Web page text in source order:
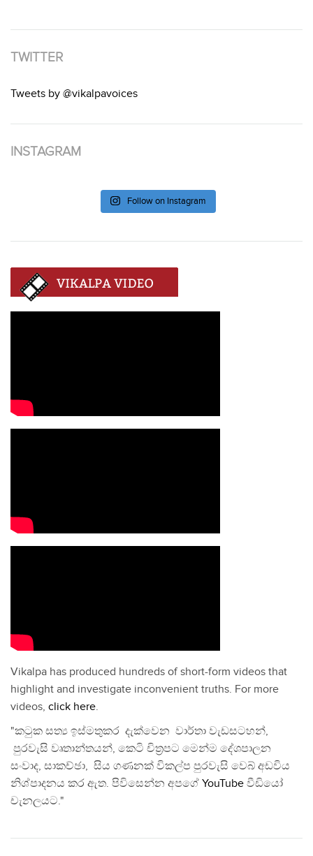
TWITTER
Tweets by @vikalpavoices
INSTAGRAM
Follow on Instagram
Vikalpa has produced hundreds of short-form videos that
highlight and investigate inconvenient truths. For more
videos, click here.
"කටුක සත්‍ය ඉස්මතුකර දැක්වෙන වාර්තා වැඩසටහන්,
පුරවැසි වෘතාන්තයන්, කෙටි චිත්‍රපට මෙන්ම දේශපාලන
සංවාද, සාකච්ඡා, සිය ගණනක් විකල්ප පුරවැසි වෙබ් අඩවිය
නිශ්පාදනය කර ඇත. පිවිසෙන්න අපගේ YouTube වීඩියෝ
චැනලයට."